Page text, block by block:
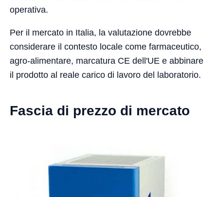
operativa.
Per il mercato in Italia, la valutazione dovrebbe
considerare il contesto locale come farmaceutico,
agro-alimentare, marcatura CE dell'UE e abbinare
il prodotto al reale carico di lavoro del laboratorio.
Fascia di prezzo di mercato